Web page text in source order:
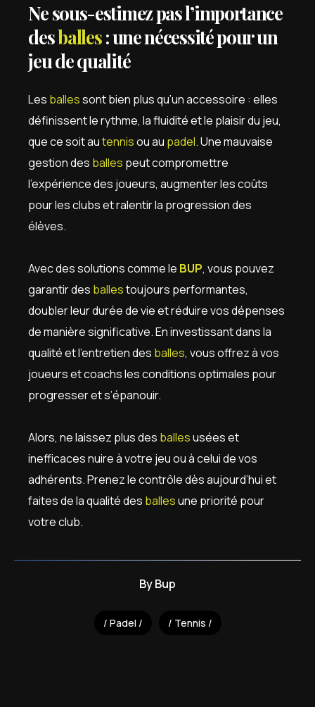
Ne sous-estimez pas l’importance
desballes: une nécessité pour un
jeu de qualité
Les ballessont bien plus qu’un accessoire : elles
définissent le rythme, la fluidité et le plaisir du jeu,
que ce soit autennisou au padel. Une mauvaise
gestion des balles peut compromettre
l’expérience des joueurs, augmenter les coûts
pour les clubs et ralentir la progression des
élèves.
Avec des solutions comme le BUP, vous pouvez
garantir des ballestoujours performantes,
doubler leur durée de vie et réduire vos dépenses
de manière significative. En investissant dans la
qualité et l’entretien des balles, vous offrez à vos
joueurs et coachs les conditions optimales pour
progresser et s’épanouir.
Alors, ne laissez plus des ballesusées et
inefficaces nuire à votre jeu ou à celui de vos
adhérents. Prenez le contrôle dès aujourd’hui et
faites de la qualité des ballesune priorité pour
votre club.
ByBup
Padel Tennis